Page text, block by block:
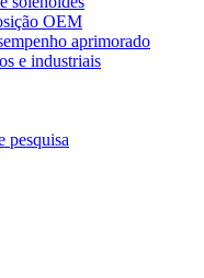
OEM
aprimorado
e industriais
pesquisa